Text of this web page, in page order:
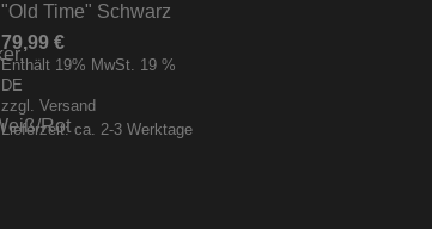
"Old Time" Schwarz
79,99 €
Enthält 19% MwSt. 19 %
DE
zzgl. Versand
Lieferzeit: ca. 2-3 Werktage